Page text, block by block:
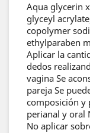
Aqua glycerin
glyceyl
copolymer
ethylparaben
Aplicar la
dedos
vagina Se
pareja Se
composición y
perianal y oral
No aplicar